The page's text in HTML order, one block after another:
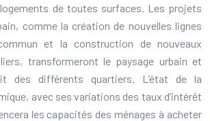
de toutes surfaces. Les projets
comme la création de nouvelles lignes
et la construction de nouveaux
transformeront le paysage urbain et
des différents quartiers. L’état de la
avec ses variations des taux d’intérêt
les capacités des ménages à acheter